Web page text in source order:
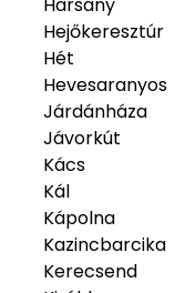
Harsány
Hejőkeresztúr
Hét
Hevesaranyos
Járdánháza
Jávorkút
Kács
Kál
Kápolna
Kazincbarcika
Kerecsend